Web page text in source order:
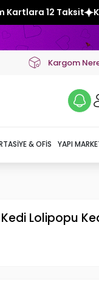
Ödeme Avantajı
Kargom
& OFIS YAPI
Lolipopu